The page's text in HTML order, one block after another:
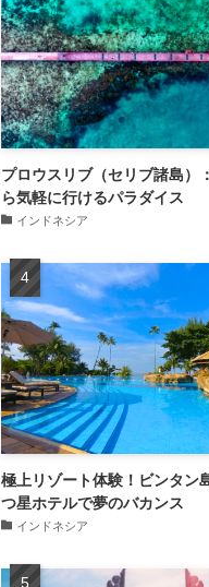
プロウスリブ（セリブ諸島）
ら気軽に行けるパラダイス
インドネシア
極上リゾート体験！ビンタン
つ星ホテルで夢のバカンス
インドネシア